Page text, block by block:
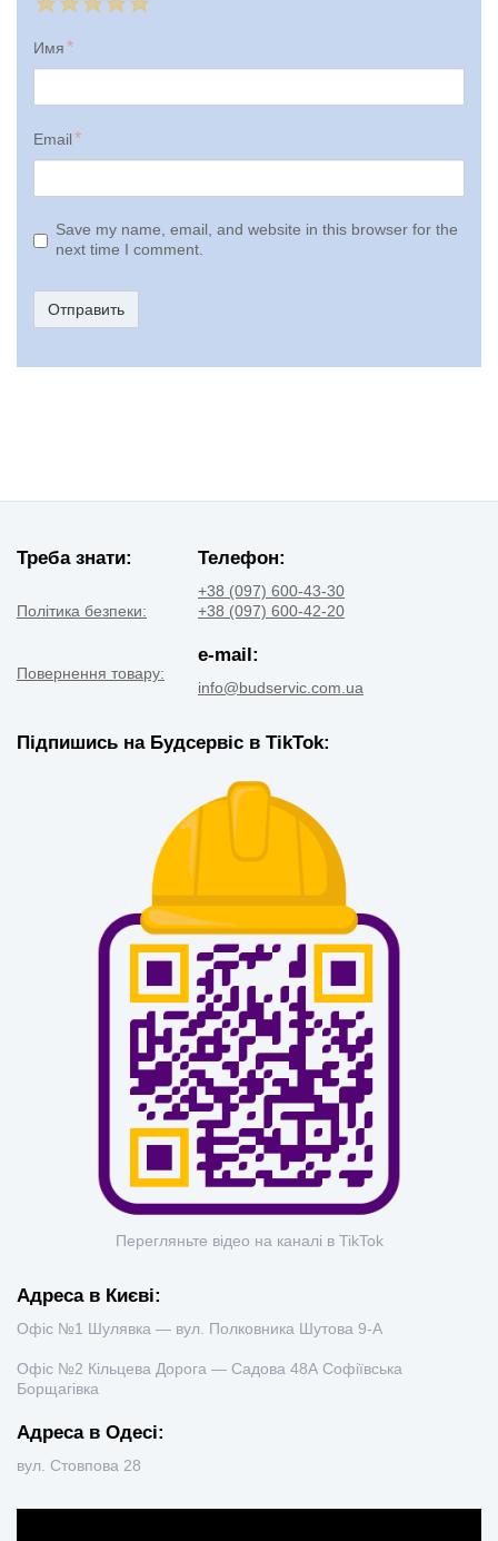
Имя
Email
Save my name, email, and website in this browser for the
next time I comment.
Отправить
Треба знати:
Політика безпеки:
Повернення товару:
Телефон:
+38 (097) 600-43-30
+38 (097) 600-42-20
e-mail:
info@budservic.com.ua
Підпишись на Будсервіс в TikTok:
Перегляньте відео на каналі в TikTok
Адреса в Києві:
Офіс №1 Шулявка — вул. Полковника Шутова 9-А
Офіс №2 Кільцева Дорога — Садова 48А Софіївська
Борщагівка
Адреса в Одесі:
вул. Стовпова 28